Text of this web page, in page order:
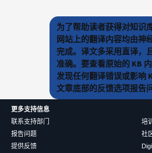
为了帮助读者获得对知识
网站上的翻译内容均由神
完成。译文多采用直译，
准确。要查看原始的 KB
发现任何翻译错误或影响
文章底部的反馈选项报告
更多支持信息
联系支持部门
报告问题
提供反馈
培训
社